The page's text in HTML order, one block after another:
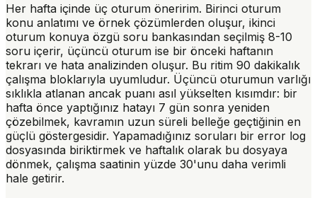
Her hafta içinde üç oturum öneririm. Birinci oturum
konu anlatımı ve örnek çözümlerden oluşur, ikinci
oturum konuya özgü soru bankasından seçilmiş 8-10
soru içerir, üçüncü oturum ise bir önceki haftanın
tekrarı ve hata analizinden oluşur. Bu ritim 90 dakikalık
çalışma bloklarıyla uyumludur. Üçüncü oturumun varlığı
sıklıkla atlanan ancak puanı asıl yükselten kısımdır: bir
hafta önce yaptığınız hatayı 7 gün sonra yeniden
çözebilmek, kavramın uzun süreli belleğe geçtiğinin en
güçlü göstergesidir. Yapamadığınız soruları bir error log
dosyasında biriktirmek ve haftalık olarak bu dosyaya
dönmek, çalışma saatinin yüzde 30'unu daha verimli
hale getirir.